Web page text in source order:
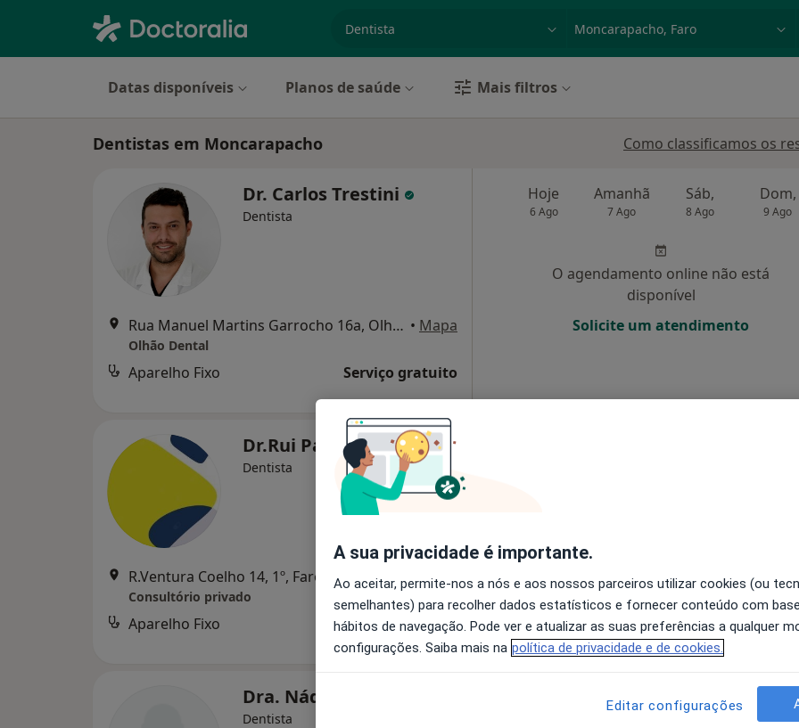
Datas disponíveis Planos de saúde Mais filtros
Dentistas em Moncarapacho Como classificamos os
Dr. Carlos Trestini
Dentista
Rua Manuel Martins Garrocho 16a, Olhão • Mapa
Olhão Dental
Aparelho Fixo Serviço gratuito
Hoje
6 Ago
Amanhã
7 Ago
Sáb,
8 Ago
Dom,
9 Ago
O agendamento online não está
disponível
Solicite um atendimento
Dr.Rui Paiva
Dentista
R.Ventura Coelho 14, 1º, Faro Mapa
Consultório privado
Aparelho Fixo 150 €
Solicite um atendimento
Dra. Nádia Alves
Dentista
Amanhã
7 Ago 8 Ago
A sua privacidade é importante.
Ao aceitar, permite-nos a nós e aos nossos parceiros utilizar cookies (ou
semelhantes) para recolher dados estatísticos e fornecer conteúdo com
hábitos de navegação. Pode ver e atualizar as suas preferências a qualquer
configurações. Saiba mais na política de privacidade e de cookies.
Editar configurações